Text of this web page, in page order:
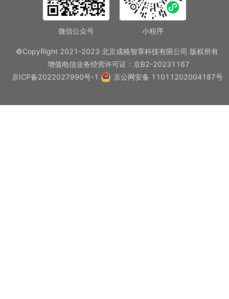
微信公众号 小程序
©CopyRight 2021-2023 北京成格智享科技有限公司 版权所有
增值电信业务经营许可证：京B2-20231167
京ICP备2022027990号-1
京公网安备 11011202004187号